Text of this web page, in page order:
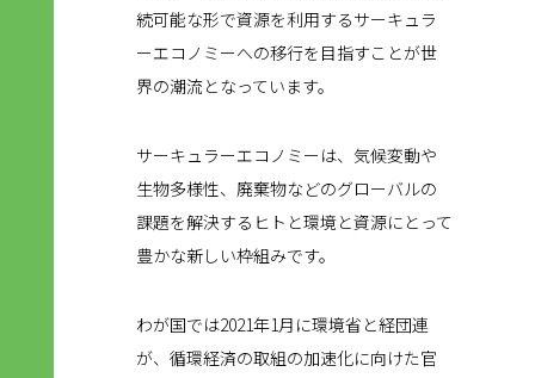
続可能な形で資源を利用するサーキュラ
ーエコノミーへの移行を目指すことが世
界の潮流となっています。
サーキュラーエコノミーは、気候変動や
生物多様性、廃棄物などのグローバルの
課題を解決するヒトと環境と資源にとって
豊かな新しい枠組みです。
わが国では2021年1月に環境省と経団連
が、循環経済の取組の加速化に向けた官